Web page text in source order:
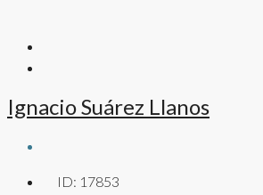
Ignacio Suárez Llanos
ID: 17853